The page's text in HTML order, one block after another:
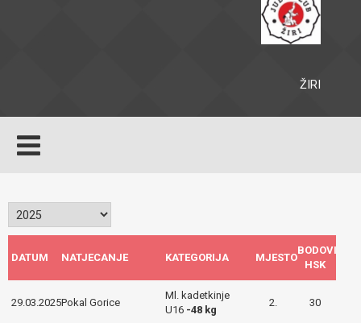
ŽIRI
DATUM NATJECANJE KATEGORIJA MJESTO
BODOVI
HSK
29.03.2025Pokal Gorice
Ml. kadetkinje
U16 -48 kg
2. 30